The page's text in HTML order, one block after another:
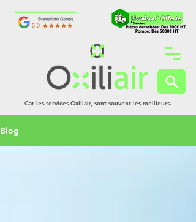
Car les services Oxiliair, sont souvent les meilleurs.
Blog